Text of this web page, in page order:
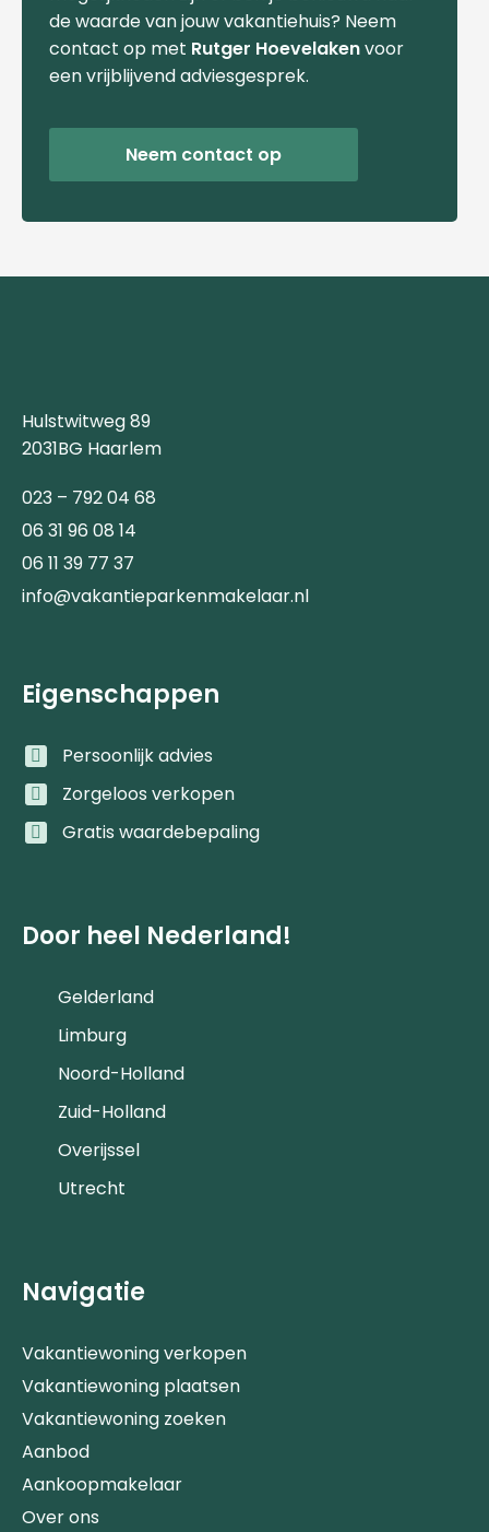
de waarde van jouw vakantiehuis? Neem
contact op met Rutger Hoevelakenvoor
een vrijblijvend adviesgesprek.
Neem contact op
Hulstwitweg 89
2031BG Haarlem
023 – 792 04 68
06 31 96 08 14
06 11 39 77 37
info@vakantieparkenmakelaar.nl
Eigenschappen
Persoonlijk advies
Zorgeloos verkopen
Gratis waardebepaling
Door heel Nederland!
Gelderland
Limburg
Noord-Holland
Zuid-Holland
Overijssel
Utrecht
Navigatie
Vakantiewoning verkopen
Vakantiewoning plaatsen
Vakantiewoning zoeken
Aanbod
Aankoopmakelaar
Over ons